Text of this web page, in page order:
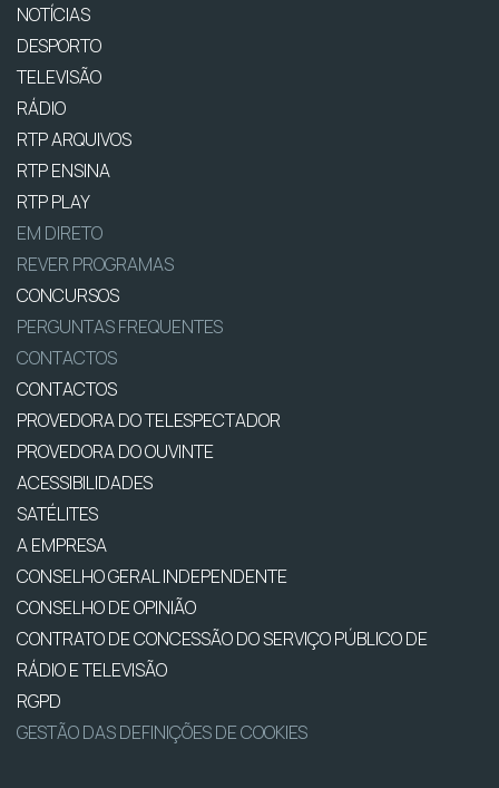
NOTÍCIAS
DESPORTO
TELEVISÃO
RÁDIO
RTP ARQUIVOS
RTP ENSINA
RTP PLAY
EM DIRETO
REVER PROGRAMAS
CONCURSOS
PERGUNTAS FREQUENTES
CONTACTOS
CONTACTOS
PROVEDORA DO TELESPECTADOR
PROVEDORA DO OUVINTE
ACESSIBILIDADES
SATÉLITES
A EMPRESA
CONSELHO GERAL INDEPENDENTE
CONSELHO DE OPINIÃO
CONTRATO DE CONCESSÃO DO SERVIÇO PÚBLICO DE
RÁDIO E TELEVISÃO
RGPD
GESTÃO DAS DEFINIÇÕES DE COOKIES